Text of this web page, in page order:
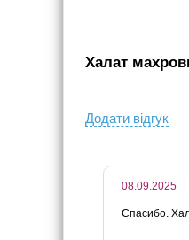
Халат
Додати вiдгук
08.09.2025
Спасибо.